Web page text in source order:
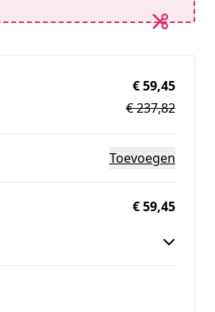
€ 59,45
€ 237,82
Toevoegen
€ 59,45